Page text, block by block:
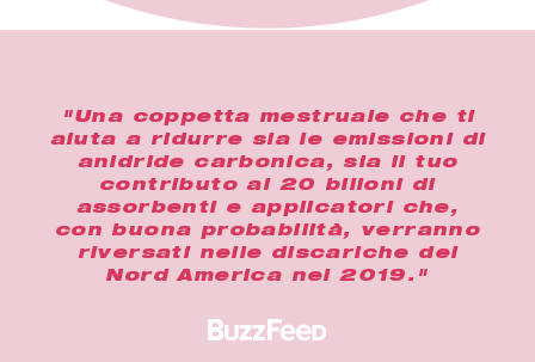
"Una coppetta mestruale che ti
aiuta a ridurre sia le emissioni di
anidride carbonica, sia il tuo
contributo ai 20 bilioni di
assorbenti e applicatori che,
con buona probabilità, verranno
riversati nelle discariche del
Nord America nel 2019."